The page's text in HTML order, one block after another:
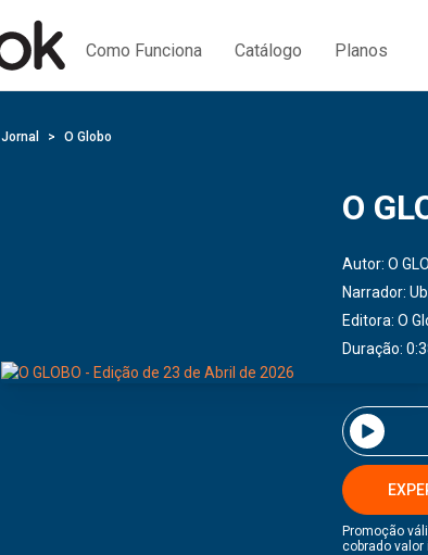
Como Funciona Catálogo Planos
Jornal O Globo
O
Autor: O
Narrador:
Editora: O
Duração:
Promoção
cobrado valor